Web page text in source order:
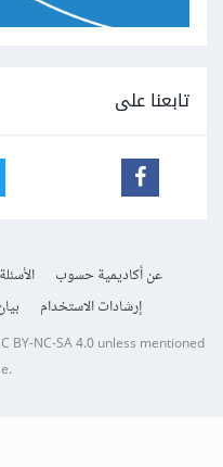
تابعنا على
عن أكاديمية حسوب
إرشادات الاستخدام
BY-NC-SA 4.0unless mentioned